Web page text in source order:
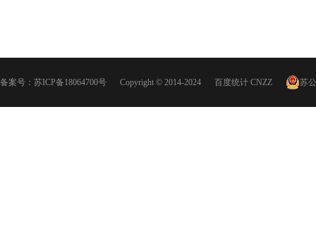
备案号： 苏ICP备18064700号 Copyright © 2014-2024 百度统计 CNZZ 苏